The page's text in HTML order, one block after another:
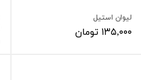
لیوان استیل
۱۳۵,۰۰۰ تومان